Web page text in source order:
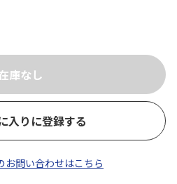
入りに登録する
お問い合わせはこちら